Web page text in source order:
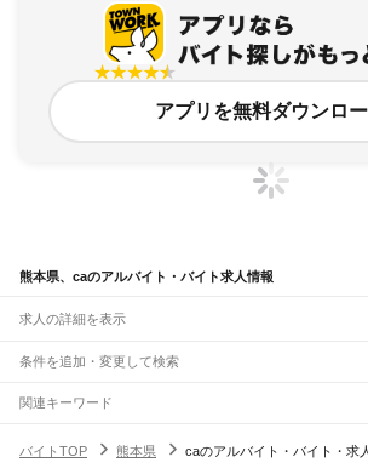
アプリを無料ダウンロ
熊本県、caのアルバイト・バイト求人情報
求人の詳細を表示
条件を追加・変更して検索
市区町村を追加・変更
熊本県すべて
駅を追加・変更
関連キーワード
バイトTOPca熊本県 ca
バイトTOP 熊本県 caのアルバイト・バイト・求人